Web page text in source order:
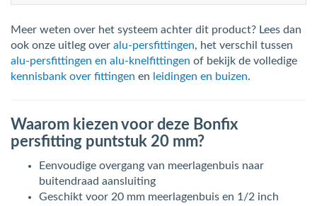
Meer weten over het systeem achter dit product? Lees dan
ook onze uitleg over alu-persfittingen, het verschil tussen
alu-persfittingen en alu-knelfittingen of bekijk de volledige
kennisbank over fittingen en leidingen en buizen.
Waarom kiezen voor deze Bonfix
persfitting puntstuk 20 mm?
Eenvoudige overgang van meerlagenbuis naar
buitendraad aansluiting
Geschikt voor 20 mm meerlagenbuis en 1/2 inch